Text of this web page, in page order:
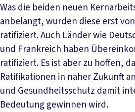
Was die beiden neuen
anbelangt, wurden diese erst
ratifiziert. Auch Länder wie
und Frankreich haben
ratifiziert. Es ist aber zu hoffen,
Ratifikationen in naher Zukunft
und Gesundheitsschutz damit
Bedeutung gewinnen wird.